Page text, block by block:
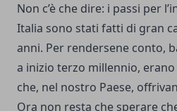
Non c’è che dire: i passi per
Italia sono stati fatti di gran
anni. Per rendersene conto,
a inizio terzo millennio,
che, nel nostro Paese,
Ora non resta che sperare